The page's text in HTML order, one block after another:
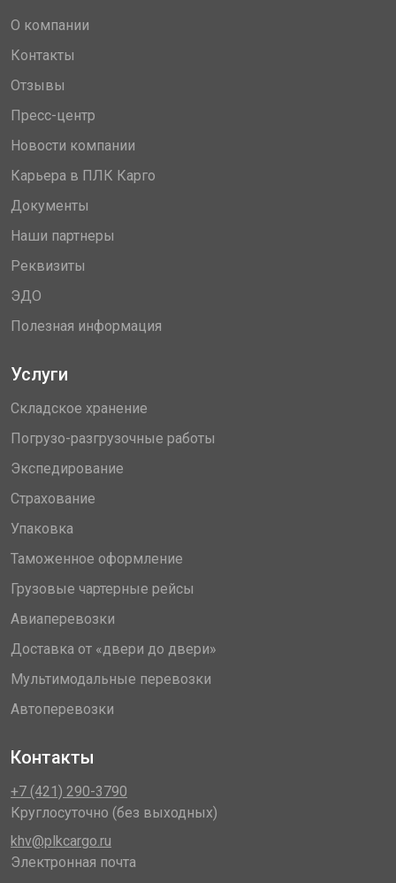
О компании
Контакты
Отзывы
Пресс-центр
Новости компании
Карьера в ПЛК Карго
Документы
Наши партнеры
Реквизиты
ЭДО
Полезная информация
Услуги
Складское хранение
Погрузо-разгрузочные работы
Экспедирование
Страхование
Упаковка
Таможенное оформление
Грузовые чартерные рейсы
Авиаперевозки
Доставка от «двери до двери»
Мультимодальные перевозки
Автоперевозки
Контакты
+7 (421) 290-3790
Круглосуточно (без выходных)
khv@plkcargo.ru
Электронная почта